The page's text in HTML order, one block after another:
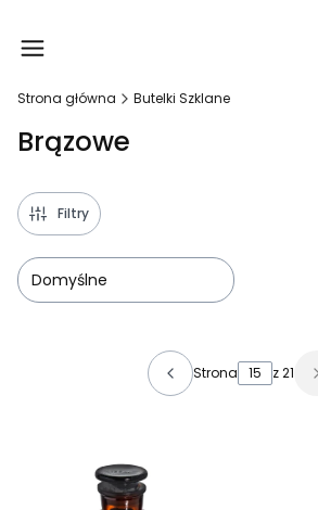
Strona główna Butelki Szklane
Brązowe
Filtry
Domyślne
Lista produktów
Strona z 21